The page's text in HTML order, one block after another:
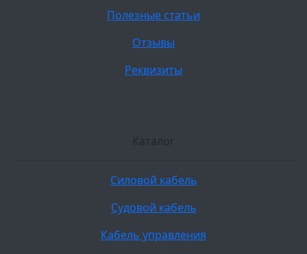
Полезные статьи
Отзывы
Реквизиты
Каталог
Силовой кабель
Судовой кабель
Кабель управления